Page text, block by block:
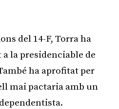
del 14-F, Torra ha
la presidenciable de
ha aprofitat per
mai pactaria amb un